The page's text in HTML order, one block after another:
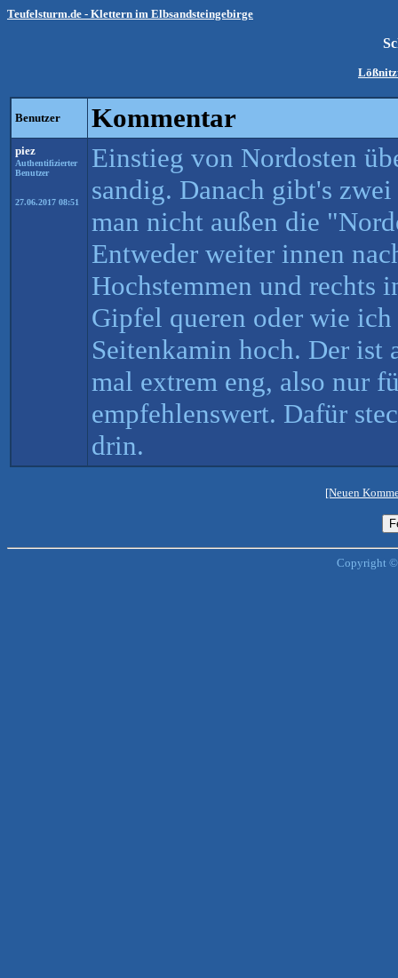
Teufelsturm.de - Klettern im Elbsandsteingebirge
Benutzer Kommentar
piez
Authentifizierter
Benutzer
27.06.2017 08:51
Einstieg von Nordosten
sandig. Danach gibt's
man nicht außen die
Entweder weiter innen
Hochstemmen und rechts
Gipfel queren oder wie
Seitenkamin hoch. Der ist
mal extrem eng, also nur
empfehlenswert. Dafür
drin.
[Neuen
Copyright ©